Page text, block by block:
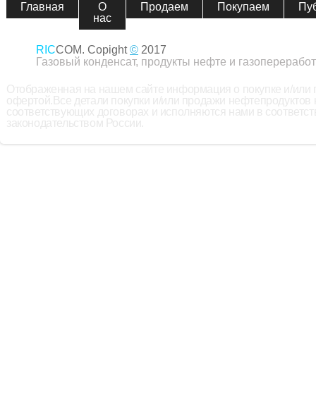
Главная
О
нас
Продаем Покупаем
RICCOM. Copight© 2017
Газовый конденсат, продукты нефте и